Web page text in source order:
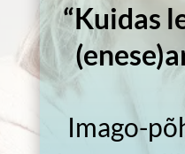
“Kuidas
Imago-